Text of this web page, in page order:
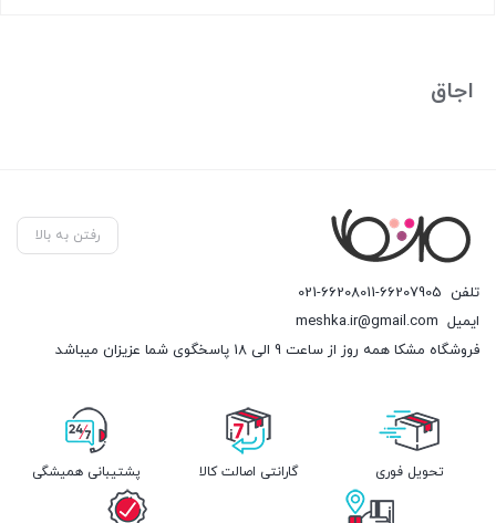
اجاق
رفتن به بالا
تلفن 021-66208011-66207905
ایمیل meshka.ir@gmail.com
فروشگاه مشکا همه روز از ساعت 9 الی 18 پاسخگوی شما عزیزان میباشد
تحویل فوری گارانتی اصالت کالا پشتیبانی همیشگی